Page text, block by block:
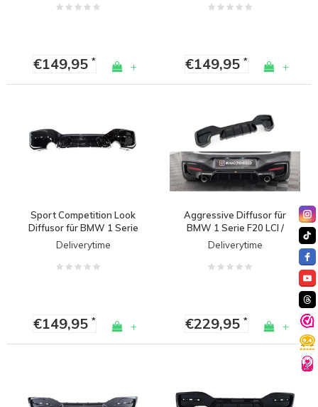
€149,95* + €149,95* +
Sport Competition Look
Diffusor für BMW 1 Serie
F20 / F21 / M Paket
(Facelift 2015-2019)
Deliverytime
€149,95* +
Aggressive Diffusor für
BMW 1 Serie F20 LCI /
F21 LCI
Deliverytime
€229,95* +